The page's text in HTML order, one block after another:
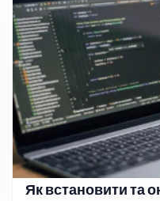
Як встановити та